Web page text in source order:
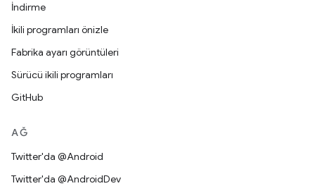
İndirme
İkili programları önizle
Fabrika ayarı görüntüleri
Sürücü ikili programları
GitHub
AĞ
Twitter'da @Android
Twitter'da @AndroidDev